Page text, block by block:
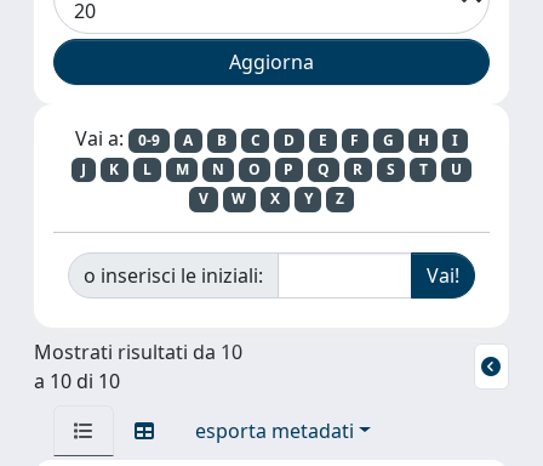
Vai a: 0-9 A B C D E F G H
I
J
K L M N O P Q R S T
U
V
W X Y Z
o inserisci le iniziali:
Mostrati risultati da 10
a 10 di 10
esporta metadati